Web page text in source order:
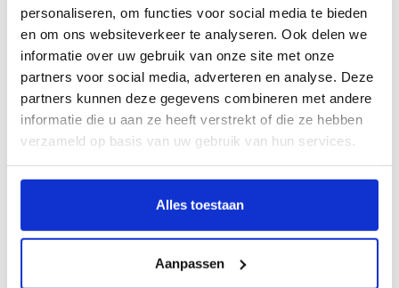
personaliseren, om functies voor social media te bieden
en om ons websiteverkeer te analyseren. Ook delen we
informatie over uw gebruik van onze site met onze
partners voor social media, adverteren en analyse. Deze
partners kunnen deze gegevens combineren met andere
informatie die u aan ze heeft verstrekt of die ze hebben
verzameld op basis van uw gebruik van hun services.
Alles toestaan
Aanpassen
Vergroten
Naaldvilt
Doeltreffend en voordelig
31,95